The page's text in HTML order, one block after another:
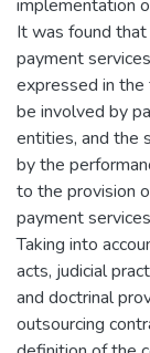
implementation
It was found
payment
expressed in
be involved by
entities, and the
by the
to the provision
payment
Taking into
acts, judicial
and doctrinal
outsourcing